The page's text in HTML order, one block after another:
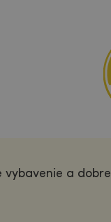
vybavenie a dobre